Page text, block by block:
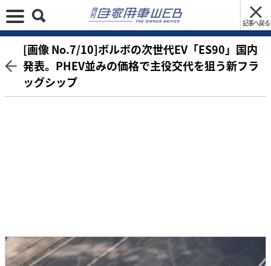
記事へ戻る
[画像 No.7/10]ボルボの次世代EV「ES90」国内
発表。PHEV並みの価格で主役交代を狙う新フラ
ッグシップ